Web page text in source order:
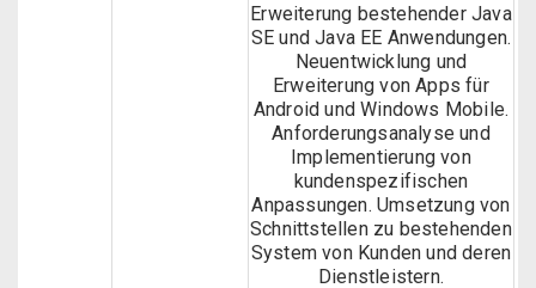
Erweiterung bestehender Java
SE und Java EE Anwendungen.
Neuentwicklung und
Erweiterung von Apps für
Android und Windows Mobile.
Anforderungsanalyse und
Implementierung von
kundenspezifischen
Anpassungen. Umsetzung von
Schnittstellen zu bestehenden
System von Kunden und deren
Dienstleistern.